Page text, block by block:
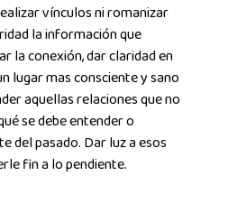
vínculos ni romanizar
la información que
la conexión, dar claridad en
lugar mas consciente y sano
aquellas relaciones que no
se debe entender o
del pasado. Dar luz a esos
fin a lo pendiente.